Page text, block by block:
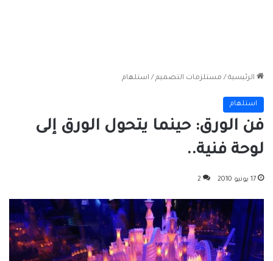
الرئيسية / مستلزمات التصميم / استلهام
استلهام
فن الورق: حينما يتحول الورق إلى
لوحة فنية..
17 يونيو 2010 2